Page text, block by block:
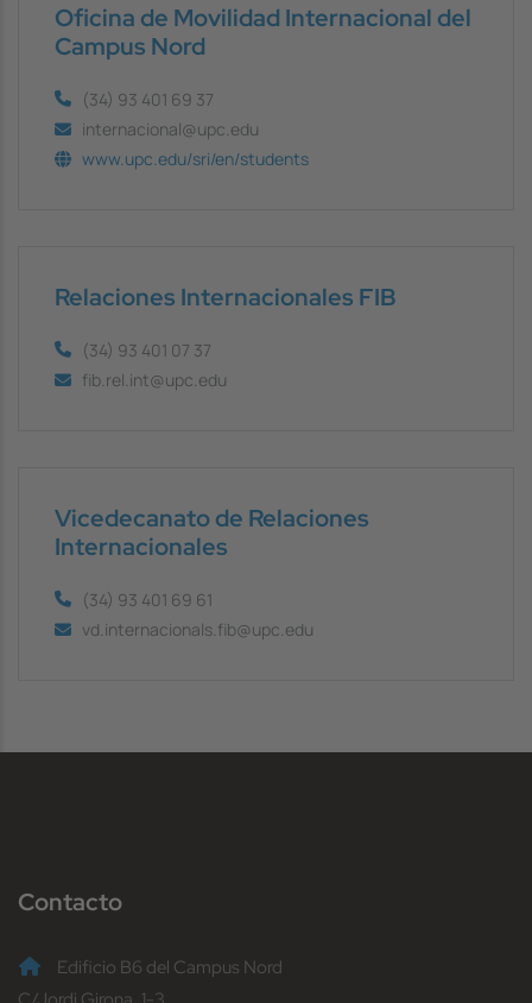
powered by Usercentrics Consent
Management Platform
Oficina de Movilidad Internacional del
Campus Nord
(34) 93 401 69 37
internacional@upc.edu
www.upc.edu/sri/en/students
Relaciones Internacionales FIB
(34) 93 401 07 37
fib.rel.int@upc.edu
Vicedecanato de Relaciones
Internacionales
(34) 93 401 69 61
vd.internacionals.fib@upc.edu
Contacto
Edificio B6 del Campus Nord